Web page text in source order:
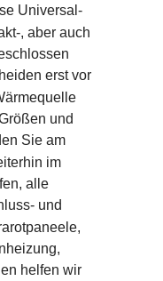
Universal-
, aber auch
erst vor
und
Sie am
im
alle
und
helfen wir